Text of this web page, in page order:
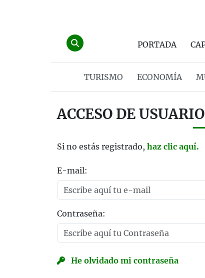
PORTADA
TURISMO ECONOMÍA
ACCESO DE
Si no estás registrado, haz clic aquí.
E-mail:
Contraseña:
He olvidado mi contraseña